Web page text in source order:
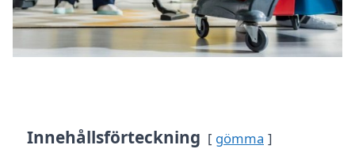
Innehållsförteckning gömma